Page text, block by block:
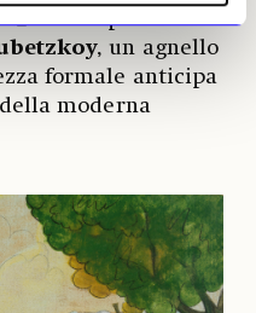
«Come potete
, un agnello
formale anticipa
moderna